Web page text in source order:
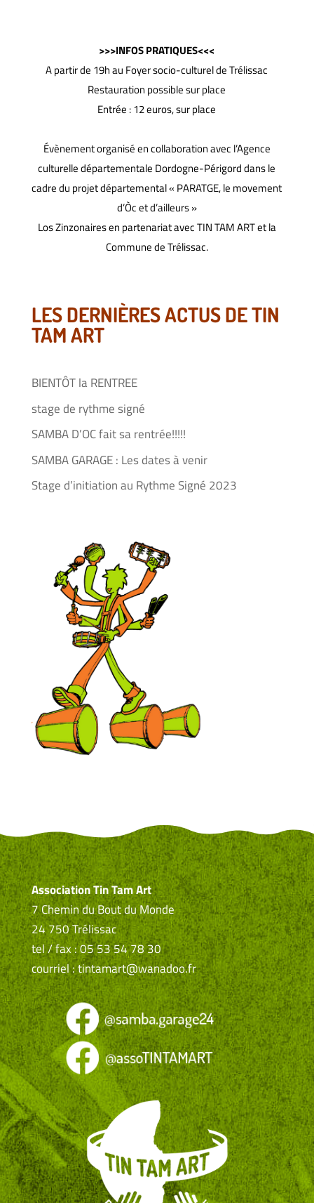
>>>INFOS PRATIQUES<<<
A partir de 19h au Foyer socio-culturel de Trélissac
Restauration possible sur place
Entrée : 12 euros, sur place
Évènement organisé en collaboration avec l’Agence
culturelle départementale Dordogne-Périgord dans le
cadre du projet départemental « PARATGE, le movement
d’Òc et d’ailleurs »
Los Zinzonaires en partenariat avec TIN TAM ART et la
Commune de Trélissac.
LES DERNIÈRES ACTUS DE TIN
TAM ART
BIENTÔT la RENTREE
stage de rythme signé
SAMBA D’OC fait sa rentrée!!!!!
SAMBA GARAGE : Les dates à venir
Stage d’initiation au Rythme Signé 2023
Association Tin Tam Art
7 Chemin du Bout du Monde
24 750 Trélissac
tel / fax : 05 53 54 78 30
courriel : tintamart@wanadoo.fr